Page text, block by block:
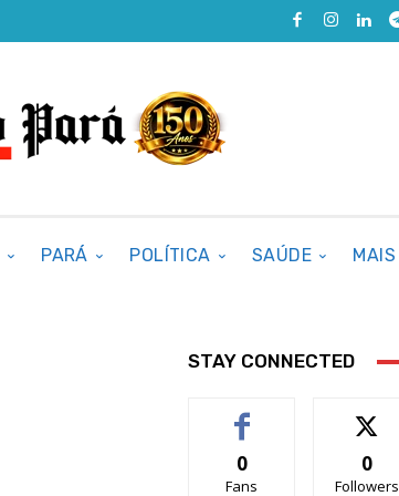
PARÁ POLÍTICA SAÚDE MAIS
STAY CONNECTED
0
Fans
0
Followers